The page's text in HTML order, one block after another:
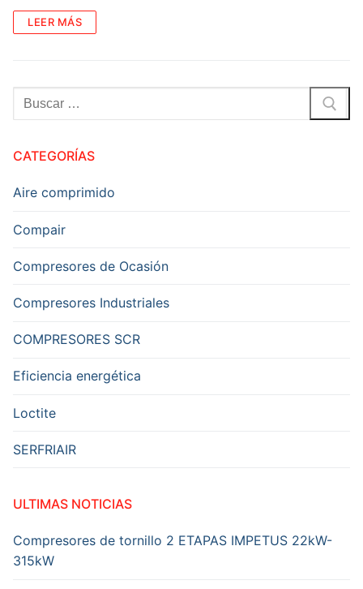
LEER MÁS
Buscar:
CATEGORÍAS
Aire comprimido
Compair
Compresores de Ocasión
Compresores Industriales
COMPRESORES SCR
Eficiencia energética
Loctite
SERFRIAIR
ULTIMAS NOTICIAS
Compresores de tornillo 2 ETAPAS IMPETUS 22kW-
315kW